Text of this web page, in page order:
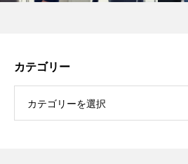
カテゴリー
カテゴリーを選択